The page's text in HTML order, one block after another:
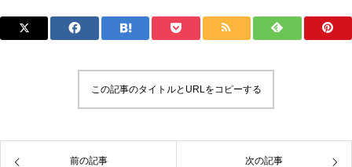
この記事のタイトルとURLをコピーする
前の記事 次の記事